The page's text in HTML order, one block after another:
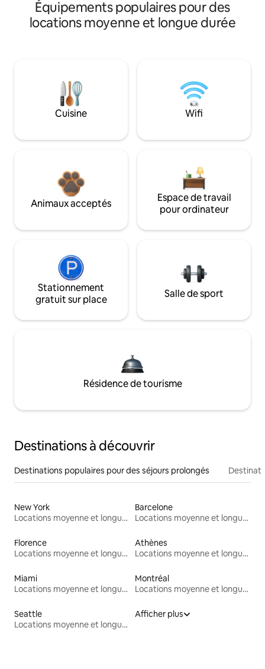
Équipements populaires pour des
locations moyenne et longue durée
Cuisine Wifi
Animaux acceptés
Espace de travail
pour ordinateur
Stationnement
gratuit sur place
Salle de sport
Résidence de tourisme
Destinations à découvrir
Destinations populaires pour des séjours prolongés
New York
Locations moyenne et longue durée
Barcelone
Locations moyenne et longue durée
Florence
Locations moyenne et longue durée
Athènes
Locations moyenne et longue durée
Miami
Locations moyenne et longue durée
Montréal
Locations moyenne et longue durée
Seattle
Locations moyenne et longue durée
Afficher plus